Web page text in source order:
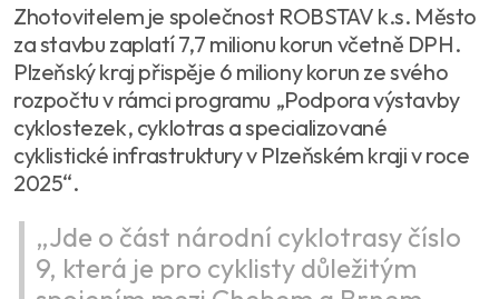
Zhotovitelem je společnost ROBSTAV k.s. Město
za stavbu zaplatí 7,7 milionu korun včetně DPH.
Plzeňský kraj přispěje 6 miliony korun ze svého
rozpočtu v rámci programu „Podpora výstavby
cyklostezek, cyklotras a specializované
cyklistické infrastruktury v Plzeňském kraji v roce
2025“.
„Jde o část národní cyklotrasy číslo
9, která je pro cyklisty důležitým